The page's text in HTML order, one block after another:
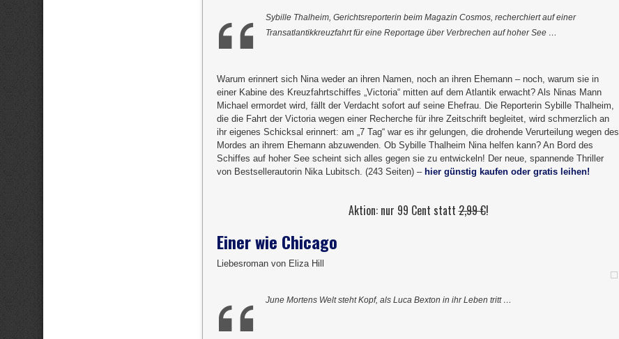
Sybille Thalheim, Gerichtsreporterin beim Magazin Cosmos, recherchiert auf einer
Transatlantikkreuzfahrt für eine Reportage über Verbrechen auf hoher See …
Warum erinnert sich Nina weder an ihren Namen, noch an ihren Ehemann – noch, warum sie in
einer Kabine des Kreuzfahrtschiffes „Victoria“ mitten auf dem Atlantik erwacht? Als Ninas Mann
Michael ermordet wird, fällt der Verdacht sofort auf seine Ehefrau. Die Reporterin Sybille Thalheim,
die die Fahrt der Victoria wegen einer Recherche für ihre Zeitschrift begleitet, wird schmerzlich an
ihr eigenes Schicksal erinnert: am „7 Tag“ war es ihr gelungen, die drohende Verurteilung wegen des
Mordes an ihrem Ehemann abzuwenden. Ob Sybille Thalheim Nina helfen kann? An Bord des
Schiffes auf hoher See scheint sich alles gegen sie zu entwickeln! Der neue, spannende Thriller
von Bestsellerautorin Nika Lubitsch. (243 Seiten) – hier günstig kaufen oder gratis leihen!
Aktion: nur 99 Cent statt2,99 €!
Einer wie Chicago
Liebesroman von Eliza Hill
June Mortens Welt steht Kopf, als Luca Bexton in ihr Leben tritt …